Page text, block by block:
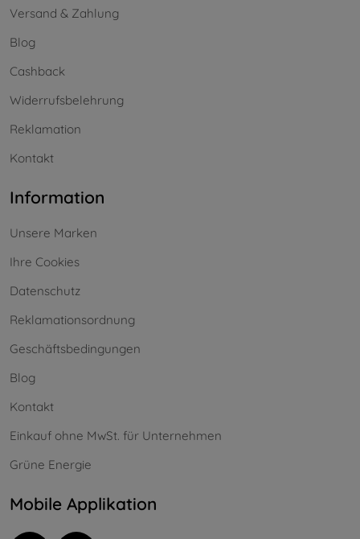
Versand & Zahlung
Blog
Cashback
Widerrufsbelehrung
Reklamation
Kontakt
Information
Unsere Marken
Ihre Cookies
Datenschutz
Reklamationsordnung
Geschäftsbedingungen
Blog
Kontakt
Einkauf ohne MwSt. für Unternehmen
Grüne Energie
Mobile Applikation